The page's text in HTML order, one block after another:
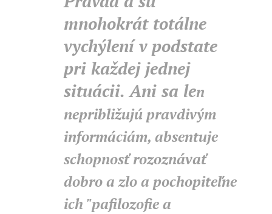
mnohokrát totálne
vychýlení v podstate
pri každej jednej
situácii. Ani sa len
nepribližujú pravdivým
informáciám, absentuje
schopnosť rozoznávať
dobro a zlo a pochopiteľne
ich "pafilozofie a